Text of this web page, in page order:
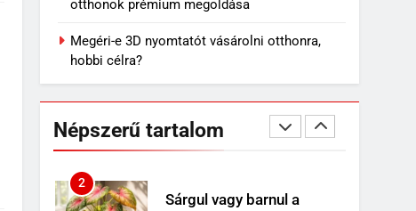
otthonok prémium megoldása
Megéri-e 3D nyomtatót vásárolni otthonra,
hobbi célra?
Népszerű tartalom
kényelmes választás nyári
VÁSÁRLÁS
1
Mit jelenthet, ha álmodban
kiesik a fogad?
2
Sárgul vagy barnul a